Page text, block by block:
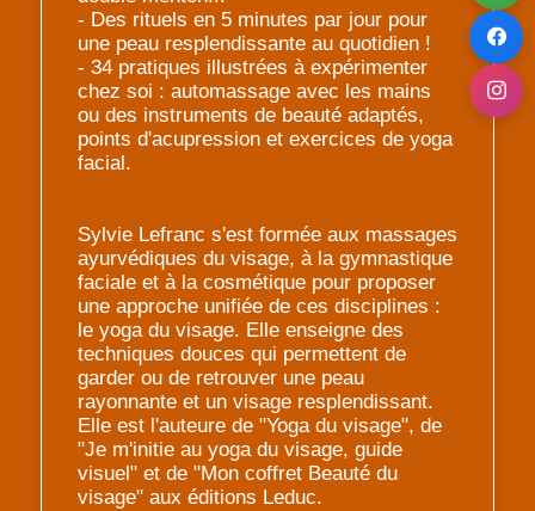
- Des rituels en 5 minutes par jour pour
une peau resplendissante au quotidien !
- 34 pratiques illustrées à expérimenter
chez soi : automassage avec les mains
ou des instruments de beauté adaptés,
points d'acupression et exercices de yoga
facial.
Sylvie Lefranc s'est formée aux massages
ayurvédiques du visage, à la gymnastique
faciale et à la cosmétique pour proposer
une approche unifiée de ces disciplines :
le yoga du visage. Elle enseigne des
techniques douces qui permettent de
garder ou de retrouver une peau
rayonnante et un visage resplendissant.
Elle est l'auteure de "Yoga du visage", de
"Je m'initie au yoga du visage, guide
visuel" et de "Mon coffret Beauté du
visage" aux éditions Leduc.